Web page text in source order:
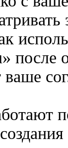
после
ваше